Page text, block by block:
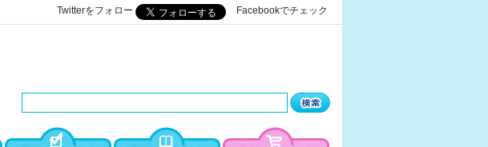
Twitterをフォロー Facebookでチェック